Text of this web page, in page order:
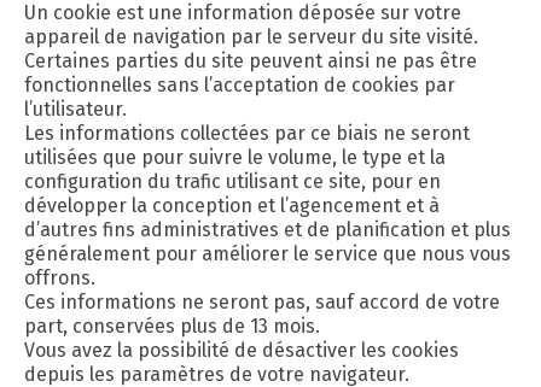
Un cookie est une information déposée sur votre
appareil de navigation par le serveur du site visité.
Certaines parties du site peuvent ainsi ne pas être
fonctionnelles sans l’acceptation de cookies par
l’utilisateur.
Les informations collectées par ce biais ne seront
utilisées que pour suivre le volume, le type et la
configuration du trafic utilisant ce site, pour en
développer la conception et l’agencement et à
d’autres fins administratives et de planification et plus
généralement pour améliorer le service que nous vous
offrons.
Ces informations ne seront pas, sauf accord de votre
part, conservées plus de 13 mois.
Vous avez la possibilité de désactiver les cookies
depuis les paramètres de votre navigateur.